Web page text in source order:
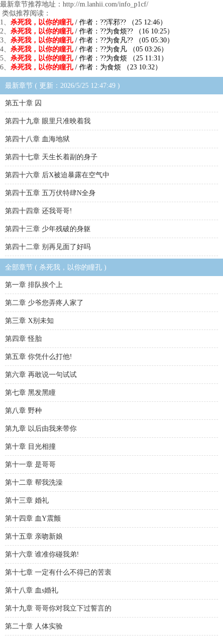
最新章节推荐地址：http://m.lanhii.com/info_p1cf/
类似推荐阅读：
1、 杀死我，以你的瞳孔/ 作者：??浑邪?? （25 12:46）
2、 杀死我，以你的瞳孔/ 作者：??为食烦?? （16 10:25）
3、 杀死我，以你的瞳孔/ 作者：??为食凡?? （05 05:30）
4、 杀死我，以你的瞳孔/ 作者：??为食凡 （05 03:26）
5、 杀死我，以你的瞳孔/ 作者：??为食烦 （25 11:31）
6、 杀死我，以你的瞳孔/ 作者：为食烦 （23 10:32）
最新章节 ( 更新：2026/5/25 12:47:49 )
第五十章 囚
第四十九章 眼里只准映着我
第四十八章 血海地狱
第四十七章 天生长着副的身子
第四十六章 后X被迫暴露在空气中
第四十五章 五万伏特肆N全身
第四十四章 还我哥哥!
第四十三章 少年残破的身躯
第四十二章 别再见面了好吗
全部章节 ( 杀死我，以你的瞳孔 )
第一章 排队挨个上
第二章 少爷您弄疼人家了
第三章 X别未知
第四章 怪胎
第五章 你凭什么打他!
第六章 再敢说一句试试
第七章 黑发黑瞳
第八章 野种
第九章 以后由我来带你
第十章 目光相撞
第十一章 是哥哥
第十二章 帮我洗澡
第十三章 婚礼
第十四章 血Y震颤
第十五章 亲吻新娘
第十六章 谁准你碰我弟!
第十七章 一定有什么不得已的苦衷
第十八章 血s婚礼
第十九章 哥哥你对我立下过誓言的
第二十章 人体实验